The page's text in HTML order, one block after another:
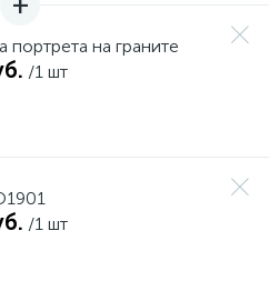
портрета на граните
/1 шт
/1 шт